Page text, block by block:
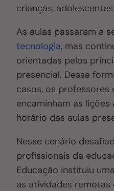
crianças,
As aulas passaram a
tecnologia, mas
orientadas pelos
presencial. Dessa
casos, os professores
encaminham as
horário das aulas
Nesse cenário
profissionais da
Educação instituiu
as atividades remotas